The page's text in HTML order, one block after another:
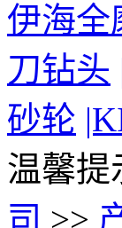
伊海全
刀钻头
砂轮
温馨
司 >>